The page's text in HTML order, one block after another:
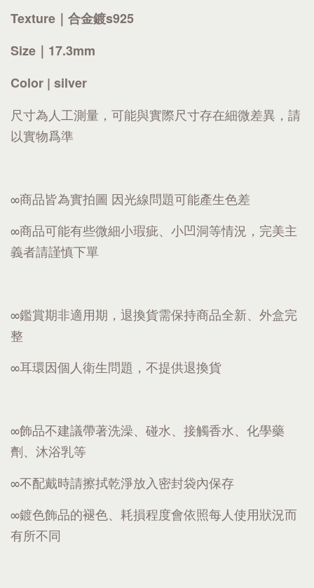
Texture｜合金鍍s925
Size｜17.3mm
Color | silver
尺寸為人工測量，可能與實際尺寸存在細微差異，請
以實物爲準
∞商品皆為實拍圖 因光線問題可能產生色差
∞商品可能有些微細小瑕疵、小凹洞等情況，完美主
義者請謹慎下單
∞鑑賞期非適用期，退換貨需保持商品全新、外盒完
整
∞耳環因個人衛生問題，不提供退換貨
∞飾品不建議帶著洗澡、碰水、接觸香水、化學藥
劑、沐浴乳等
∞不配戴時請擦拭乾淨放入密封袋內保存
∞鍍色飾品的褪色、耗損程度會依照每人使用狀況而
有所不同